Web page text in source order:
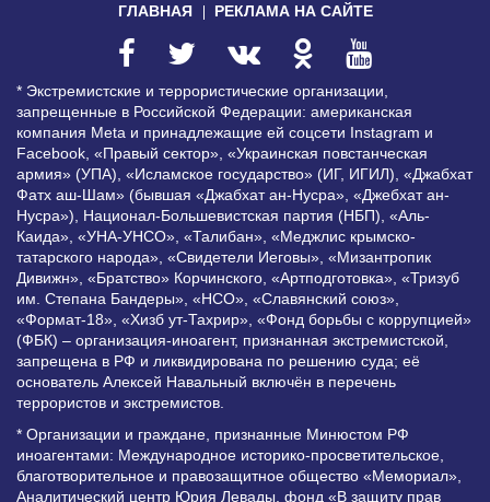
ГЛАВНАЯ РЕКЛАМА НА САЙТЕ
* Экстремистские и террористические организации,
запрещенные в Российской Федерации: американская
компания Meta и принадлежащие ей соцсети Instagram и
Facebook, «Правый сектор», «Украинская повстанческая
армия» (УПА), «Исламское государство» (ИГ, ИГИЛ), «Джабхат
Фатх аш-Шам» (бывшая «Джабхат ан-Нусра», «Джебхат ан-
Нусра»), Национал-Большевистская партия (НБП), «Аль-
Каида», «УНА-УНСО», «Талибан», «Меджлис крымско-
татарского народа», «Свидетели Иеговы», «Мизантропик
Дивижн», «Братство» Корчинского, «Артподготовка», «Тризуб
им. Степана Бандеры», «НСО», «Славянский союз»,
«Формат-18», «Хизб ут-Тахрир», «Фонд борьбы с коррупцией»
(ФБК) – организация-иноагент, признанная экстремистской,
запрещена в РФ и ликвидирована по решению суда; её
основатель Алексей Навальный включён в перечень
террористов и экстремистов.
* Организации и граждане, признанные Минюстом РФ
иноагентами: Международное историко-просветительское,
благотворительное и правозащитное общество «Мемориал»,
Аналитический центр Юрия Левады, фонд «В защиту прав